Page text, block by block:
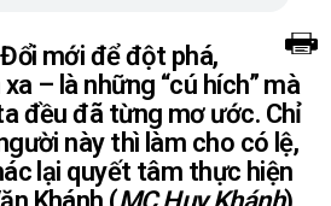
mới để đột phá,
– là những “cú hích” mà
đều đã từng mơ ước. Chỉ
này thì làm cho có lệ,
lại quyết tâm thực hiện